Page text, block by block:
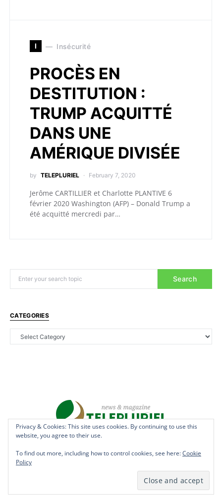
I Insécurité
PROCÈS EN
DESTITUTION :
TRUMP ACQUITTÉ
DANS UNE
AMÉRIQUE DIVISÉE
by TELEPLURIEL February 7, 2020
Jerôme CARTILLIER et Charlotte PLANTIVE 6
février 2020 Washington (AFP) – Donald Trump a
été acquitté mercredi par…
Search
CATEGORIES
Privacy & Cookies: This site uses cookies. By continuing to use this
website, you agree to their use.
To find out more, including how to control cookies, see here:Cookie
Policy
Copyright © 2022 - teleplurielhaiti.com | *** Designed, Managed &
Terms
Disclaimer Contact
Privacy & Cookies: This site uses cookies. By continuing to use this
website, you agree to their use.
To find out more, including how to control cookies, see here:Cookie
Policy